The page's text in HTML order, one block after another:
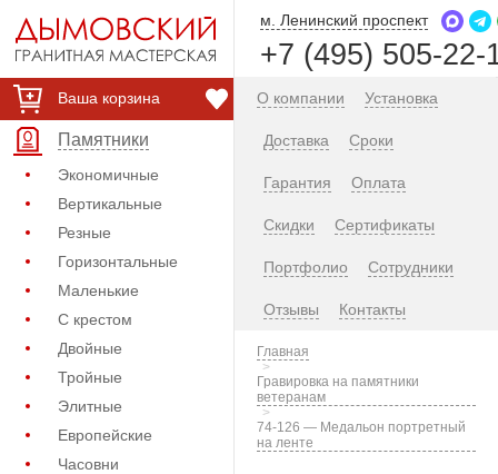
Ваша корзина
Памятники
Экономичные
Вертикальные
Резные
Горизонтальные
Маленькие
С крестом
Двойные
Тройные
Элитные
Европейские
Часовни
м. Ленинский проспект
+7 (495) 505-22-
О компании Установка
Доставка Сроки
Гарантия Оплата
Скидки Сертификаты
Портфолио Сотрудники
Отзывы Контакты
Главная
Гравировка на памятники
ветеранам
74-126 — Медальон портретный
на ленте